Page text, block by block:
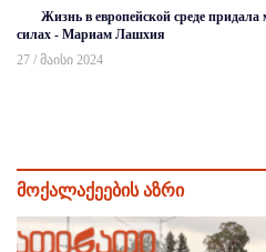
Жизнь в европейской среде придала
силах - Мариам Лашхия
27 / მაისი 2024
მოქალაქეების აზრი